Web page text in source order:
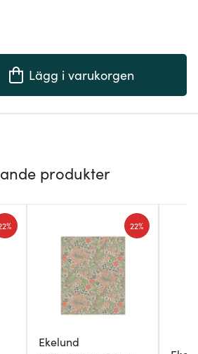
Lägg i varukorgen
produkter
Ekelund
22%